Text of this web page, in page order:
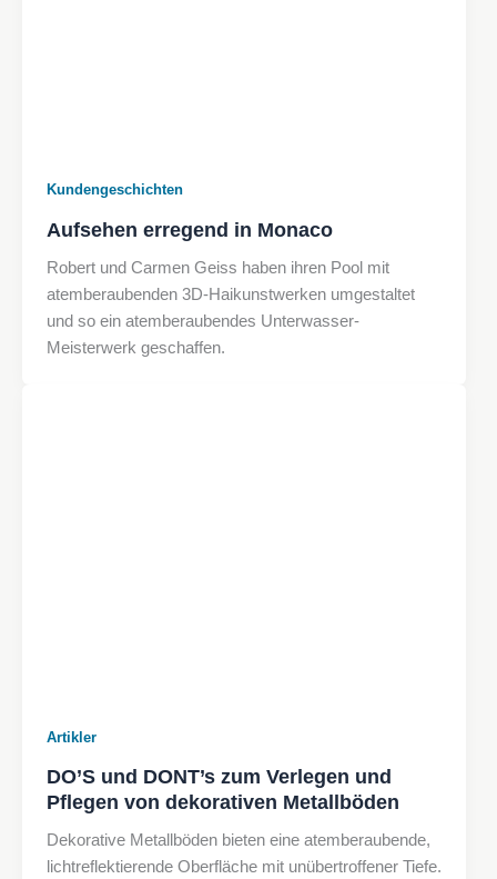
Kundengeschichten
Aufsehen erregend in Monaco
Robert und Carmen Geiss haben ihren Pool mit
atemberaubenden 3D-Haikunstwerken umgestaltet
und so ein atemberaubendes Unterwasser-
Meisterwerk geschaffen.
Artikler
DO’S und DONT’s zum Verlegen und
Pflegen von dekorativen Metallböden
Dekorative Metallböden bieten eine atemberaubende,
lichtreflektierende Oberfläche mit unübertroffener Tiefe.